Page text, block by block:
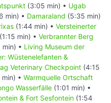
(3:05 min) • Ugab
min) • Damaraland (5:35 min)
(1:44 min) • Versteinerter
(1:15 min) • Verbrannter Berg
• Living Museum der
Wüstenelefanten &
Veterinary Checkpoint (4:15
• Warmquelle Ortschaft
Wasserfälle (1:01 min) •
& Fort Sesfontein (1:54